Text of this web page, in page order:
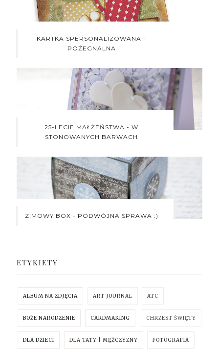
KARTKA SPERSONALIZOWANA -
POŻEGNALNA
25-LECIE MAŁŻEŃSTWA - W
STONOWANYCH BARWACH
ZIMOWY BOX - PODWÓJNA SPRAWA :)
ETYKIETY
ALBUM NA ZDJĘCIA ART JOURNAL ATC
BOŻE NARODZENIE CARDMAKING CHRZEST ŚWIĘTY
DLA DZIECI DLA TATY | MĘŻCZYZNY FOTOGRAFIA